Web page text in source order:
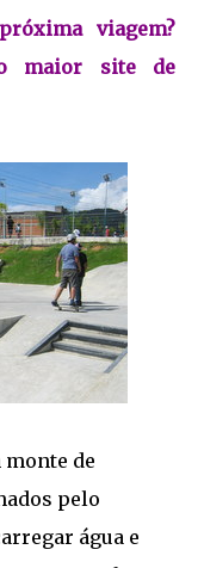
viagem?
maior site de
de
pelo
água e